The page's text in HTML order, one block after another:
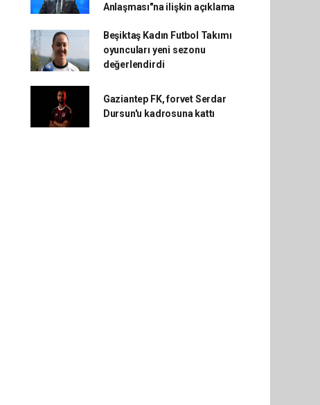
Anlaşması"na ilişkin açıklama
Beşiktaş Kadın Futbol Takımı
oyuncuları yeni sezonu
değerlendirdi
Gaziantep FK, forvet Serdar
Dursun'u kadrosuna kattı